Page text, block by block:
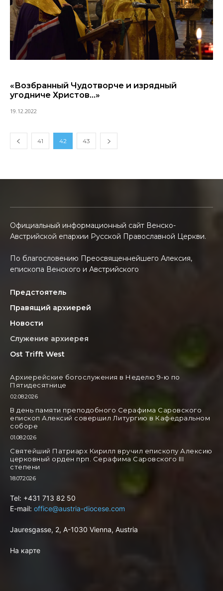
«Возбранный Чудотворче и изрядный
угодниче Христов…»
19.12.2022
41 42 43
Официальный информационный сайт Венско-
Австрийской епархии Русской Православной Церкви.
По благословению Преосвященнейшего Алексия,
епископа Венского и Австрийского
Предстоятель
Правящий архиерей
Новости
Служение архиерея
Ost Trifft West
Архиерейские богослужения в Неделю 9-ю по
Пятидесятнице
02.08.2026
В день памяти преподобного Серафима Саровского
епископ Алексий совершил Литургию в Кафедральном
соборе
01.08.2026
Святейший Патриарх Кирилл вручил епископу Алексию
церковный орден прп. Серафима Саровского III
степени
18.07.2026
Tel: +431 713 82 50
E-mail: office@austria-diocese.com
Jauresgasse, 2, A-1030 Vienna, Austria
На карте